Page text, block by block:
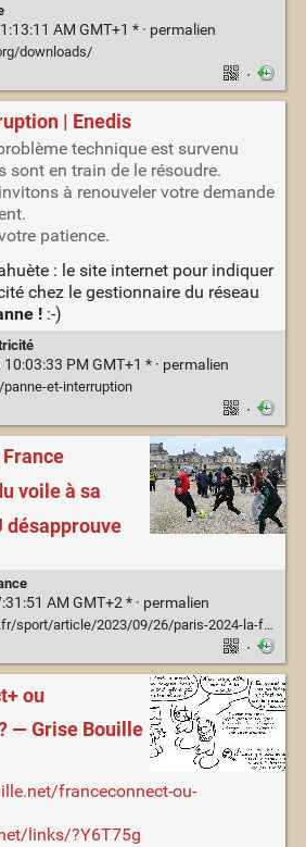
AM GMT+1 * · permalien
downloads/
·
| Enedis
technique est survenu
sont en train de le résoudre.
à renouveler votre demande
patience.
: le site internet pour indiquer
chez le gestionnaire du réseau
!:-)
PM GMT+1 * · permalien
et-interruption
·
voile à sa
désapprouve
AM GMT+2 * · permalien
la-france-interdira-le-port-du-voile-a-sa-delegation-l-onu-desapprouve_6191120_3242.html
·
ou
— Grise Bouille
franceconnect-ou-
links/?Y6T75g